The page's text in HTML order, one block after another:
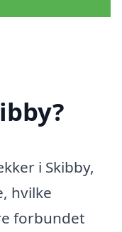
i Skibby,
hvilke
forbundet